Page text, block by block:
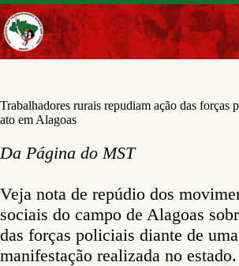
Pular
para
o
conteúdo
Trabalhadores rurais repudiam ação das forças
ato em Alagoas
Da Página do MST
Veja nota de repúdio dos
sociais do campo de Alagoas
das forças policiais diante de uma
manifestação realizada no estado.